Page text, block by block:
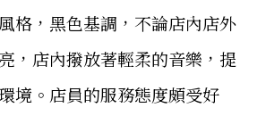
格，黑色基調，不論店內店外
，店內撥放著輕柔的音樂，提
境。店員的服務態度頗受好